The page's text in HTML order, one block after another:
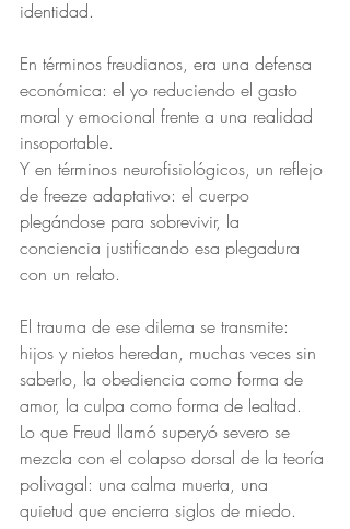
identidad.
En términos freudianos, era una defensa
económica: el yo reduciendo el gasto
moral y emocional frente a una realidad
insoportable.
Y en términos neurofisiológicos, un reflejo
de freeze adaptativo: el cuerpo
plegándose para sobrevivir, la
conciencia justificando esa plegadura
con un relato.
El trauma de ese dilema se transmite:
hijos y nietos heredan, muchas veces sin
saberlo, la obediencia como forma de
amor, la culpa como forma de lealtad.
Lo que Freud llamó superyó severo se
mezcla con el colapso dorsal de la teoría
polivagal: una calma muerta, una
quietud que encierra siglos de miedo.